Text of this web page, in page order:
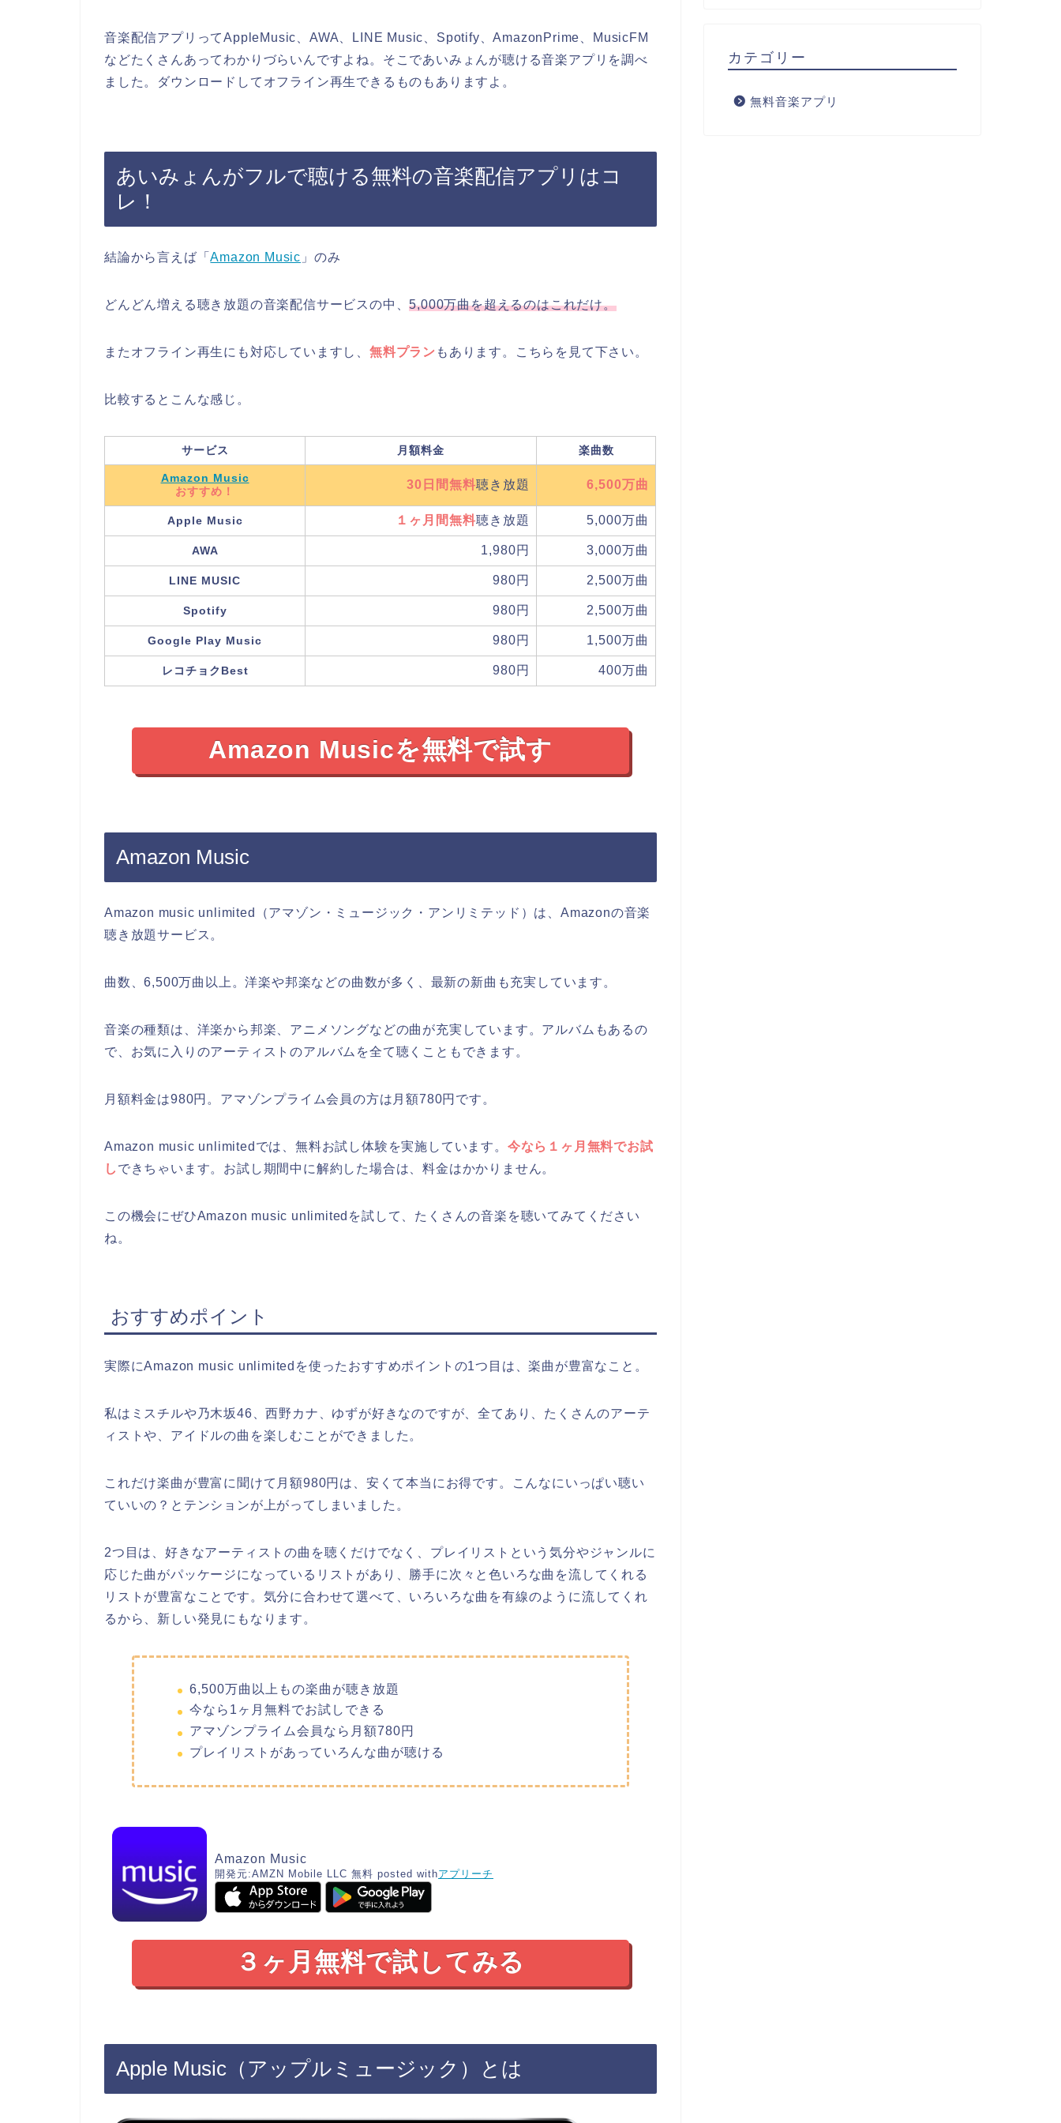
音楽配信アプリってAppleMusic、AWA、LINE Music、Spotify、AmazonPrime、MusicFM
などたくさんあってわかりづらいんですよね。そこであいみょんが聴ける音楽アプリを調べ
ました。ダウンロードしてオフライン再生できるものもありますよ。
あいみょんがフルで聴ける無料の音楽配信アプリはコ
レ！
結論から言えば「Amazon Music 」のみ
どんどん増える聴き放題の音楽配信サービスの中、5,000万曲を超えるのはこれだけ。
またオフライン再生にも対応していますし、 無料プラン もあります。こちらを見て下さい。
比較するとこんな感じ。
サービス 月額料金 楽曲数
Amazon Music
おすすめ！
30日間無料聴き放題 6,500万曲
Apple Music １ヶ月間無料聴き放題 5,000万曲
AWA 1,980円 3,000万曲
LINE MUSIC 980円 2,500万曲
Spotify 980円 2,500万曲
Google Play Music 980円 1,500万曲
レコチョクBest 980円 400万曲
Amazon Musicを無料で試す
Amazon Music
Amazon music unlimited（アマゾン・ミュージック・アンリミテッド）は、Amazonの音楽
聴き放題サービス。
曲数、6,500万曲以上。洋楽や邦楽などの曲数が多く、最新の新曲も充実しています。
音楽の種類は、洋楽から邦楽、アニメソングなどの曲が充実しています。アルバムもあるの
で、お気に入りのアーティストのアルバムを全て聴くこともできます。
月額料金は980円。アマゾンプライム会員の方は月額780円です。
Amazon music unlimitedでは、無料お試し体験を実施しています。 今なら１ヶ月無料でお試
し できちゃいます。お試し期間中に解約した場合は、料金はかかりません。
この機会にぜひAmazon music unlimitedを試して、たくさんの音楽を聴いてみてください
ね。
おすすめポイント
実際にAmazon music unlimitedを使ったおすすめポイントの1つ目は、楽曲が豊富なこと。
私はミスチルや乃木坂46、西野カナ、ゆずが好きなのですが、全てあり、たくさんのアーテ
ィストや、アイドルの曲を楽しむことができました。
これだけ楽曲が豊富に聞けて月額980円は、安くて本当にお得です。こんなにいっぱい聴い
ていいの？とテンションが上がってしまいました。
2つ目は、好きなアーティストの曲を聴くだけでなく、プレイリストという気分やジャンルに
応じた曲がパッケージになっているリストがあり、勝手に次々と色いろな曲を流してくれる
リストが豊富なことです。気分に合わせて選べて、いろいろな曲を有線のように流してくれ
るから、新しい発見にもなります。
6,500万曲以上もの楽曲が聴き放題
今なら1ヶ月無料でお試しできる
アマゾンプライム会員なら月額780円
プレイリストがあっていろんな曲が聴ける
Amazon Music
開発元:AMZN Mobile LLC 無料 posted withアプリーチ
３ヶ月無料で試してみる
Apple Music（アップルミュージック）とは
カテゴリー
無料音楽アプリ